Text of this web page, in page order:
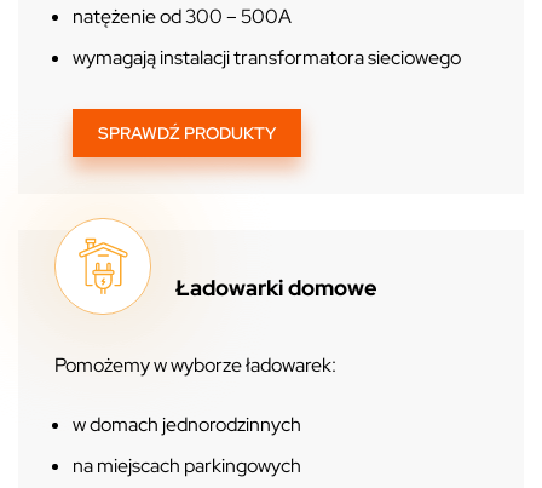
natężenie od 300 – 500A
wymagają instalacji transformatora sieciowego
SPRAWDŹ PRODUKTY
Ładowarki domowe
Pomożemy w wyborze ładowarek:
w domach jednorodzinnych
na miejscach parkingowych